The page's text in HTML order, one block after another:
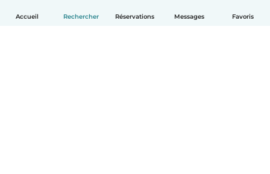
Accueil Rechercher Réservations Messages Favoris